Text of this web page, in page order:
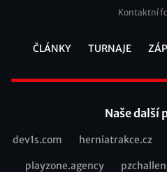
Kontaktní
ČLÁNKY TURNAJE
Naše další
Recommended
dev1s.com herniatrakce.cz
playzone.agency